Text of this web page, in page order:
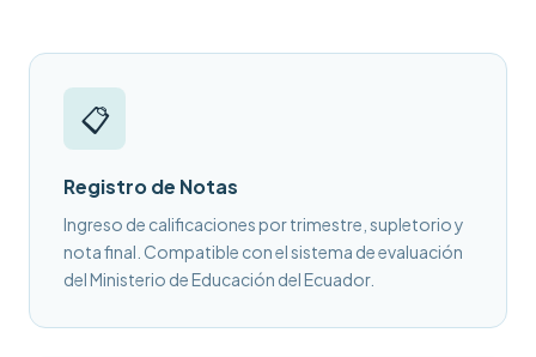
📋
Registro de Notas
Ingreso de calificaciones por trimestre, supletorio y
nota final. Compatible con el sistema de evaluación
del Ministerio de Educación del Ecuador.